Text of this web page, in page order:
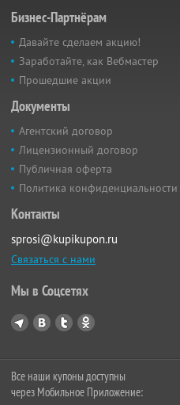
Бизнес-Партнёрам
Давайте сделаем акцию!
Заработайте, как Вебмастер
Прошедшие акции
Документы
Агентский договор
Лицензионный договор
Публичная оферта
Политика конфиденциальности
Контакты
sprosi@kupikupon.ru
Связаться с нами
Мы в Соцсетях
Все наши купоны доступны
через Мобильное Приложение: